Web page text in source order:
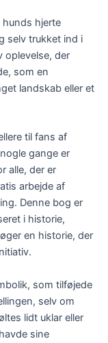
hunds hjerte
selv trukket ind i
oplevelse, der
som en
landskab eller et
til fans af
gange er
alle, der er
arbejde af
Denne bog er
i historie,
en historie, der
som tilføjede
selv om
lidt uklar eller
sine